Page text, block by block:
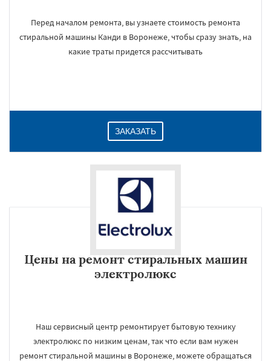
Перед началом ремонта, вы узнаете стоимость ремонта
стиральной машины Канди в Воронеже, чтобы сразу знать, на
какие траты придется рассчитывать
ЗАКАЗАТЬ
Цены на ремонт стиральных машин
электролюкс
Наш сервисный центр ремонтирует бытовую технику
электролюкс по низким ценам, так что если вам нужен
ремонт стиральной машины в Воронеже, можете обращаться